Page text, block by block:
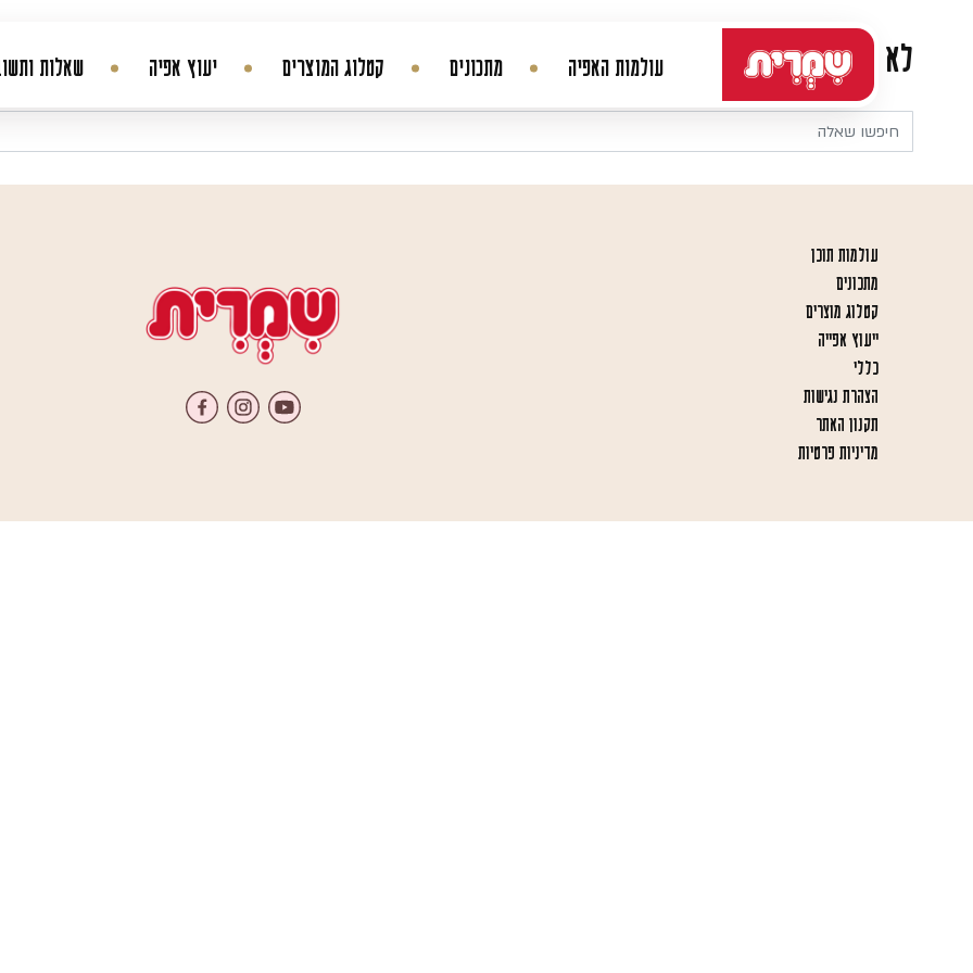
ניווט ראשי עולמות האפיה מתכונים קטלוג המוצרים יעוץ אפיה שאלות לא נמצא דבר
עולמות תוכן
מתכונים
קטלוג מוצרים
ייעוץ אפייה
כללי
הצהרת נגישות
תקנון האתר
מדיניות פרטיות